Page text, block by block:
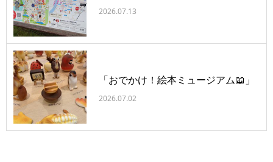
2026.07.13
「おでかけ！絵本ミュージアム📖」
2026.07.02